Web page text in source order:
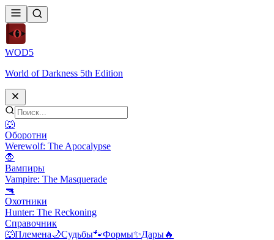
WOD5
World of Darkness 5th Edition
🐺
Оборотни
Werewolf: The Apocalypse
🧛
Вампиры
Vampire: The Masquerade
🔫
Охотники
Hunter: The Reckoning
Справочник
🐺Племена🌙Судьбы🐾Формы✨Дары🔥